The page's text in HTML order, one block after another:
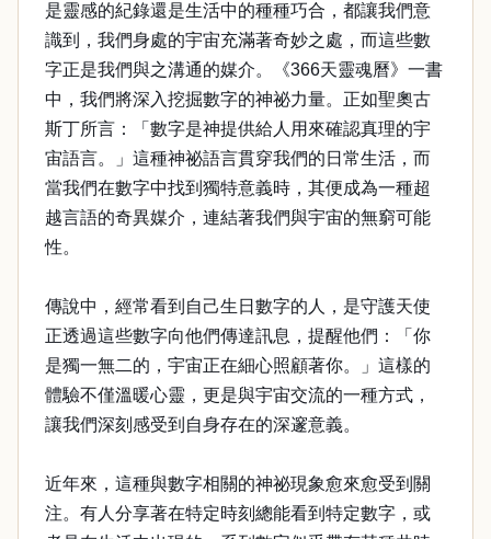
是靈感的紀錄還是生活中的種種巧合，都讓我們意
識到，我們身處的宇宙充滿著奇妙之處，而這些數
字正是我們與之溝通的媒介。《366天靈魂曆》一書
中，我們將深入挖掘數字的神祕力量。正如聖奧古
斯丁所言：「數字是神提供給人用來確認真理的宇
宙語言。」這種神祕語言貫穿我們的日常生活，而
當我們在數字中找到獨特意義時，其便成為一種超
越言語的奇異媒介，連結著我們與宇宙的無窮可能
性。
傳說中，經常看到自己生日數字的人，是守護天使
正透過這些數字向他們傳達訊息，提醒他們：「你
是獨一無二的，宇宙正在細心照顧著你。」這樣的
體驗不僅溫暖心靈，更是與宇宙交流的一種方式，
讓我們深刻感受到自身存在的深邃意義。
近年來，這種與數字相關的神祕現象愈來愈受到關
注。有人分享著在特定時刻總能看到特定數字，或